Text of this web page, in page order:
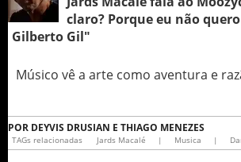
claro? Porque eu não
Gilberto Gil"
Músico vê a arte como aventura e
POR DEYVIS DRUSIAN E THIAGO MENEZES
TAGs relacionadas Jards Macalé | Musica |